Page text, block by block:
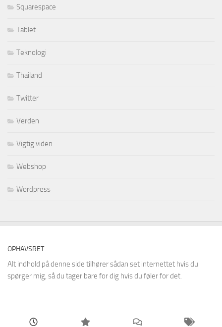
Squarespace
Tablet
Teknologi
Thailand
Twitter
Verden
Vigtig viden
Webshop
Wordpress
OPHAVSRET
Alt indhold på denne side tilhører sådan set internettet hvis du
spørger mig, så du tager bare for dig hvis du føler for det.